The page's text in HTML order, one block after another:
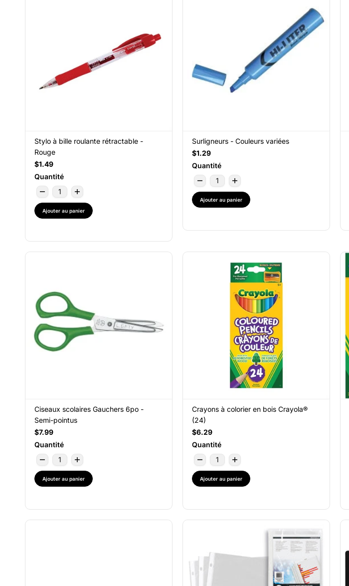
Stylo à bille roulante rétractable -
Rouge
$1.49
Quantité
Ajouter au panier
Surligneurs - Couleurs variées
$1.29
Quantité
Ajouter au panier
Ciseaux scolaires Gauchers 6po -
Semi-pointus
$7.99
Quantité
Ajouter au panier
Crayons à colorier en bois Crayola®
(24)
$6.29
Quantité
Ajouter au panier